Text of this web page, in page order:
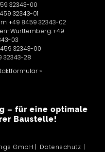
32343-00
32343-01
+49 8459 32343-02
Württemberg: +49
03
32343-00
32343-28
»
– für eine optimale
Baustelle!
GmbH | Datenschutz |